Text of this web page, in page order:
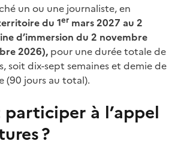
un ou une journaliste, en
du 1er mars 2027 au 2
d’immersion du 2 novembre
2026), pour une durée totale de
soit dix-sept semaines et demie de
(90 jours au total).
à l’appel
?